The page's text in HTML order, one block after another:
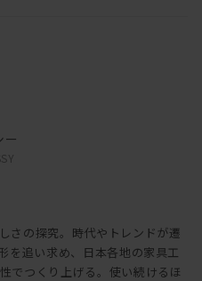
ー
さの探究。時代やトレンドが遷
を追い求め、日本各地の家具工
でつくり上げる。使い続けるほ